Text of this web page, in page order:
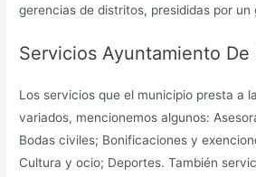
gerencias de distritos, presididas por un
Servicios Ayuntamiento De
Los servicios que el municipio presta a
variados, mencionemos algunos:
Bodas civiles; Bonificaciones y
Cultura y ocio; Deportes. También